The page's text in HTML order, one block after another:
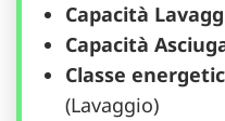
Capacità
Capacità
Classe
(Lavaggio)